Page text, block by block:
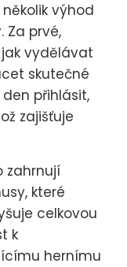
výhod
Za prvé,
vydělávat
skutečné
přihlásit,
zajišťuje
zahrnují
které
celkovou
k
hernímu